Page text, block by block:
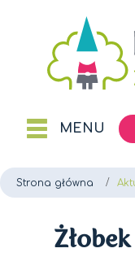
MENU
Strona główna